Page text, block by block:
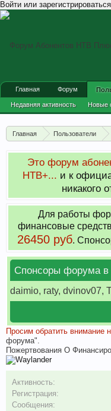
Войти или зарегистрироваться
Главная Пользователи
Это форум
НТВ+... и к
никакого
Для работы
финансовые
26450 руб.
Спонсоры форума
daimio, raty, dvinov07,
Просим обратить внимание
форума".
Пожертвования О
Активность:
Регистрация:
Сообщения:
Главная Форум
Недавняя активность Новые